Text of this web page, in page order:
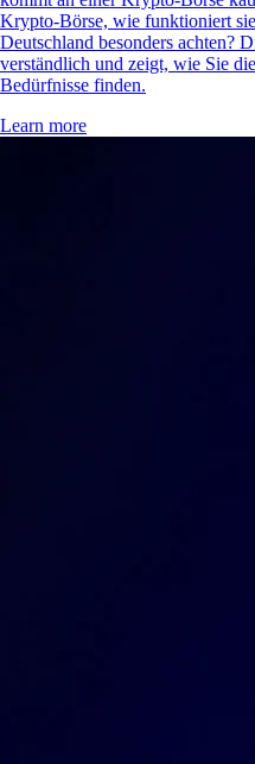
Krypto-Börse, wie funktioniert
Deutschland besonders achten?
verständlich und zeigt, wie Sie
Bedürfnisse finden.
Learn more